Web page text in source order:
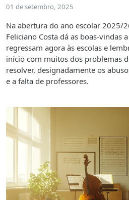
01 de setembro, 2025
Na abertura do ano escolar 2025/
Feliciano Costa dá as boas-vindas
regressam agora às escolas e
início com muitos dos problemas
resolver, designadamente os
e a falta de professores.